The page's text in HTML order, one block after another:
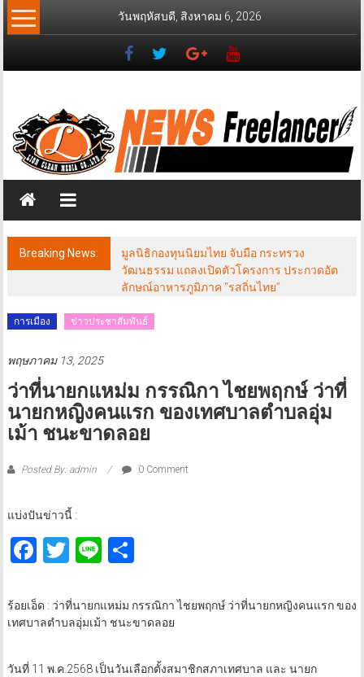
Skip
to
วันพฤหัสบดี, สิงหาคม 6, 2026
News
Freelancer
วส์
ฟรี
แลน
เซอร์
Breaking News:
มูลนิธิกองทุนนิยมไทย จับมือ กระทรวง
วัฒนธรรม แถลงเปิดตัวโครงการ ประกวดอัต
ลักษณ์อาหารภูมิภาค “รสถิ่นไทย”
การเมือง ข่าวประชาสัมพันธ์
พฤษภาคม 13, 2025
ว่าที่นายกแหม่ม กรรณิกา ไชยพฤกษ์ ว่าที่
นายกหญิงคนแรก ของเทศบาลตำบลอุ่ม
เม้า ชนะขาดลอย
Posted By: admin 0 Comment
แบ่งปันข่าวนี้ :
Facebook
Twitter
LineShare
ร้อยเอ็ด : ว่าที่นายกแหม่ม กรรณิกา ไชยพฤกษ์ ว่าที่นายกหญิงคนแรก ของ
เทศบาลตำบลอุ่มเม้า ชนะขาดลอย
วันที่ 11 พ.ค.2568 เป็นวันเลือกตั้งสมาชิกสภาเทศบาล และ นายก